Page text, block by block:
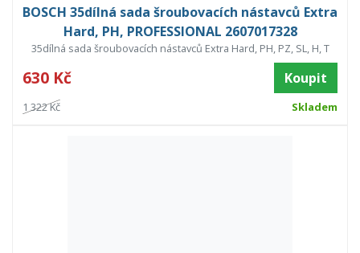
BOSCH 35dílná sada šroubovacích nástavců Extra
Hard, PH, PROFESSIONAL 2607017328
35dílná sada šroubovacích nástavců Extra Hard, PH, PZ, SL, H, T
630 Kč Koupit
1 322 Kč Skladem